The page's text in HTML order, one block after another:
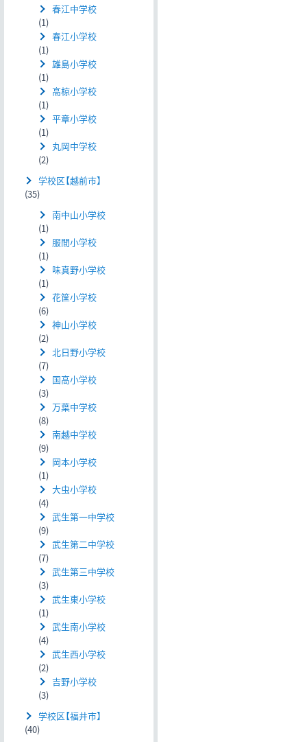
春江中学校
(1)
春江小学校
(1)
雄島小学校
(1)
高椋小学校
(1)
平章小学校
(1)
丸岡中学校
(2)
学校区【越前市】
(35)
南中山小学校
(1)
服間小学校
(1)
味真野小学校
(1)
花筐小学校
(6)
神山小学校
(2)
北日野小学校
(7)
国高小学校
(3)
万葉中学校
(8)
南越中学校
(9)
岡本小学校
(1)
大虫小学校
(4)
武生第一中学校
(9)
武生第二中学校
(7)
武生第三中学校
(3)
武生東小学校
(1)
武生南小学校
(4)
武生西小学校
(2)
吉野小学校
(3)
学校区【福井市】
(40)